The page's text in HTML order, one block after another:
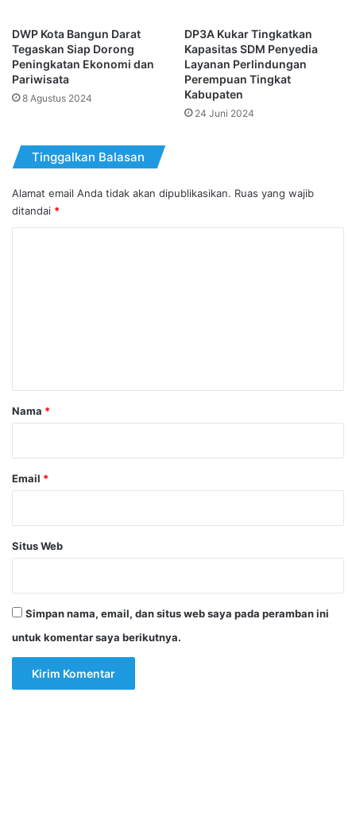
DWP Kota Bangun Darat
Tegaskan Siap Dorong
Peningkatan Ekonomi dan
Pariwisata
8 Agustus 2024
DP3A Kukar Tingkatkan
Kapasitas SDM Penyedia
Layanan Perlindungan
Perempuan Tingkat
Kabupaten
24 Juni 2024
Tinggalkan Balasan
Alamat email Anda tidak akan dipublikasikan. Ruas yang wajib
ditandai *
r
Nama *
Email *
Situs Web
Simpan nama, email, dan situs web saya pada peramban ini
untuk komentar saya berikutnya.